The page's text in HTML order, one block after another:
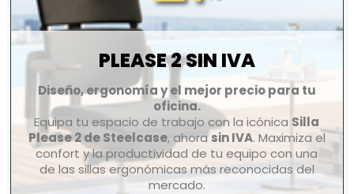
PLEASE 2 SIN IVA
Diseño, ergonomía y el mejor precio para tu
oficina.
Equipa tu espacio de trabajo con la icónica Silla
Please 2 de Steelcase, ahorasin IVA. Maximiza el
confort y la productividad de tu equipo con una
de las sillas ergonómicas más reconocidas del
mercado.